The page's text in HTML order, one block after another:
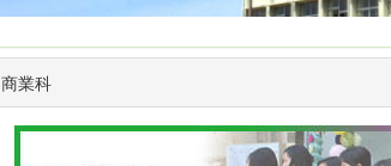
商業科